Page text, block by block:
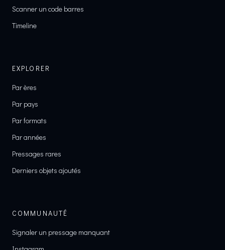
Scanner un code barres
Timeline
EXPLORER
Par ères
Par pays
Par formats
Par années
Pressages rares
Derniers objets ajoutés
COMMUNAUTÉ
Signaler un pressage manquant